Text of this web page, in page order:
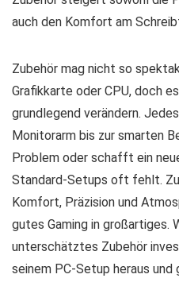
auch den Komfort am
Zubehör mag nicht so
Grafikkarte oder CPU, doch
grundlegend verändern.
Monitorarm bis zur smarten
Problem oder schafft ein
Standard-Setups oft fehlt.
Komfort, Präzision und
gutes Gaming in großartiges.
unterschätztes Zubehör
seinem PC-Setup heraus